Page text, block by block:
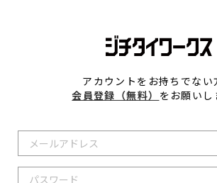
アカウントをお持ちでない
会員登録（無料） をお願いし